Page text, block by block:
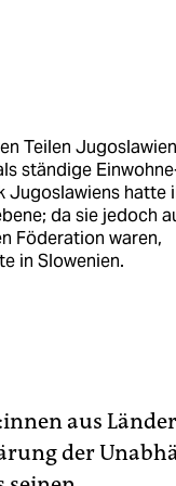
Teilen
ständige
Jugoslawiens hatte
da sie jedoch
Föderation waren,
in Slowenien.
Personen in
Staats­bürgerschaft
ohne
aus
der